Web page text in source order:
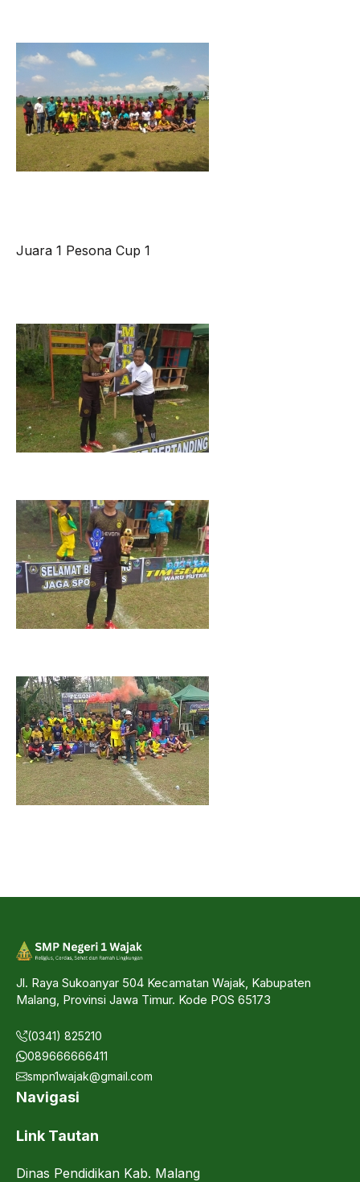
Juara 1 Pesona Cup 1
Jl. Raya Sukoanyar 504 Kecamatan Wajak, Kabupaten
Malang, Provinsi Jawa Timur. Kode POS 65173
(0341) 825210
089666666411
smpn1wajak@gmail.com
Navigasi
Link Tautan
Dinas Pendidikan Kab. Malang